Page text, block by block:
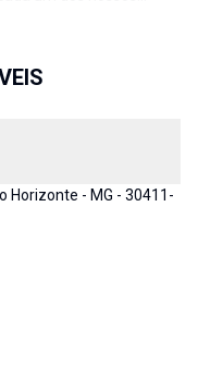
AURA
Horizonte - MG - 30411-